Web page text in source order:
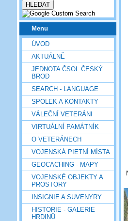
Menu
ÚVOD
AKTUÁLNĚ
JEDNOTA ČSOL ČESKÝ
BROD
SEARCH - LANGUAGE
SPOLEK A KONTAKTY
VÁLEČNÍ VETERÁNI
VIRTUÁLNÍ PAMÁTNÍK
O VETERÁNECH
VOJENSKÁ PIETNÍ MÍSTA
GEOCACHING - MAPY
VOJENSKÉ OBJEKTY A
PROSTORY
INSIGNIE A SUVENYRY
HISTORIE - GALERIE
HRDINŮ